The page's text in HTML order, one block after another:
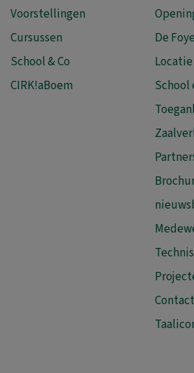
Voorstellingen
Cursussen
School & Co
CIRK!aBoem
De
School
Contact